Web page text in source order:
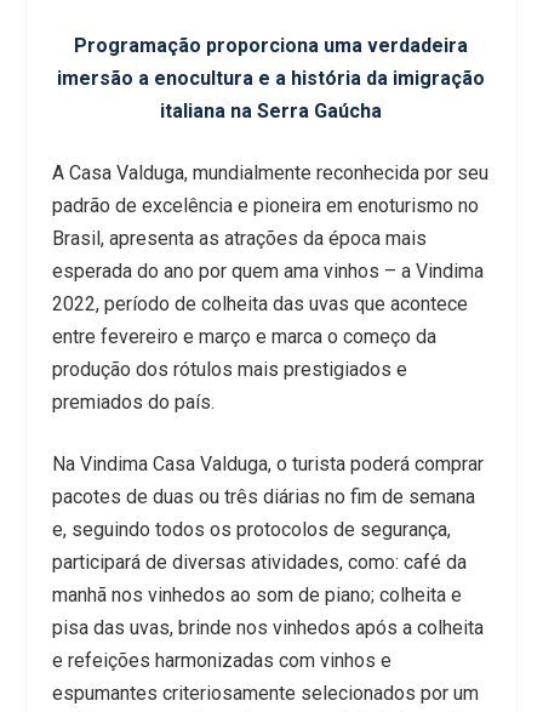
Programação proporciona uma verdadeira
imersão a enocultura e a história da imigração
italiana na Serra Gaúcha
A Casa Valduga, mundialmente reconhecida por seu
padrão de excelência e pioneira em enoturismo no
Brasil, apresenta as atrações da época mais
esperada do ano por quem ama vinhos – a Vindima
2022, período de colheita das uvas que acontece
entre fevereiro e março e marca o começo da
produção dos rótulos mais prestigiados e
premiados do país.
Na Vindima Casa Valduga, o turista poderá comprar
pacotes de duas ou três diárias no fim de semana
e, seguindo todos os protocolos de segurança,
participará de diversas atividades, como: café da
manhã nos vinhedos ao som de piano; colheita e
pisa das uvas, brinde nos vinhedos após a colheita
e refeições harmonizadas com vinhos e
espumantes criteriosamente selecionados por um